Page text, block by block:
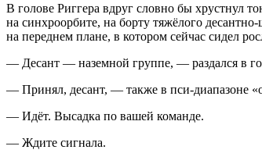
В голове Риггера вдруг словно бы хрустнул
на синхроорбите, на борту тяжёлого
на переднем плане, в котором сейчас сидел
— Десант — наземной группе, — раздался в
— Принял, десант, — также в пси-диапазоне
— Идёт. Высадка по вашей команде.
— Ждите сигнала.